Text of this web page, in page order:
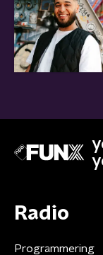
Radio
Programmering